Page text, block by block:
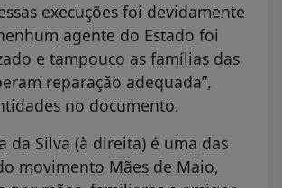
execuções foi devidamente
agente do Estado foi
e tampouco as famílias das
reparação adequada”,
no documento.
da Silva (à direita) é uma das
movimento Mães de Maio,